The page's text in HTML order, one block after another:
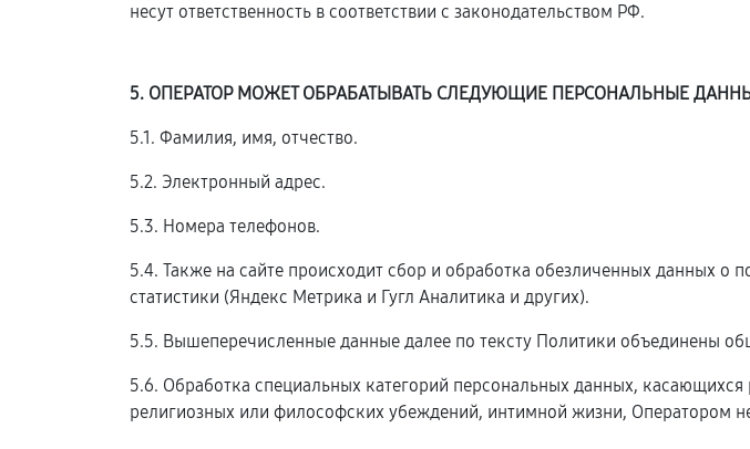
несут ответственность в соответствии с законодательством РФ.
5. ОПЕРАТОР МОЖЕТ ОБРАБАТЫВАТЬ СЛЕДУЮЩИЕ ПЕРСОНАЛЬНЫЕ
5.1. Фамилия, имя, отчество.
5.2. Электронный адрес.
5.3. Номера телефонов.
5.4. Также на сайте происходит сбор и обработка обезличенных данных о
статистики (Яндекс Метрика и Гугл Аналитика и других).
5.5. Вышеперечисленные данные далее по тексту Политики объединены
5.6. Обработка специальных категорий персональных данных,
религиозных или философских убеждений, интимной жизни, Оператором